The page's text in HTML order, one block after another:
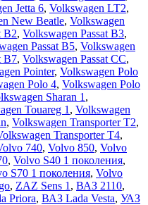
Jetta 6, Volkswagen LT2,
New Beatle, Volkswagen
B2, Volkswagen Passat B3,
Passat B5, Volkswagen
B7, Volkswagen Passat CC,
Pointer, Volkswagen Polo
Polo 4, Volkswagen Polo
Sharan 1 ,
Touareg 1 , Volkswagen
, Volkswagen Transporter T2,
Transporter T4,
740, Volvo 850, Volvo
, Volvo S40 1 поколения,
S70 1 поколения, Volvo
, ZAZ Sens 1 , ВАЗ 2110,
Priora, ВАЗ Lada Vesta, УАЗ